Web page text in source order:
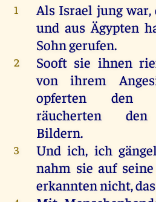
1 Als Israel jung war,
und aus Ägypten
Sohngerufen.
2 Sooft sie ihnen
von
ihrem
opferten
den
räucherten
den
Bildern.
3 Und ich, ich
nahm sie auf seine
erkanntennicht,